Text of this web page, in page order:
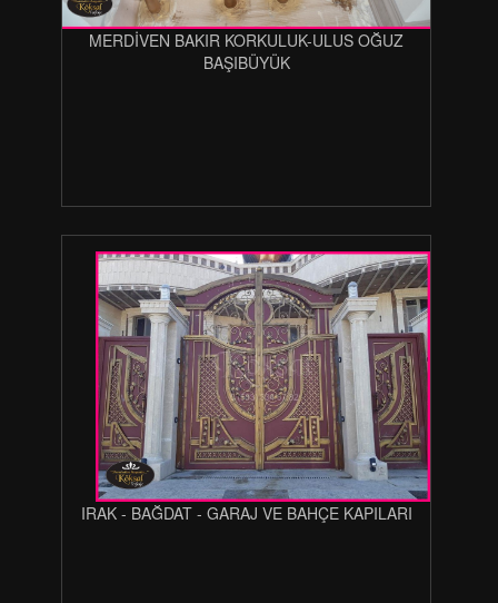
MERDİVEN BAKIR KORKULUK-ULUS OĞUZ
BAŞIBÜYÜK
IRAK - BAĞDAT - GARAJ VE BAHÇE KAPILARI